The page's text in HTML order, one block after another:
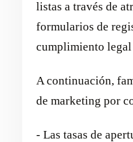
listas a través de
formularios de
cumplimiento
A continuación,
de marketing por
- Las tasas de